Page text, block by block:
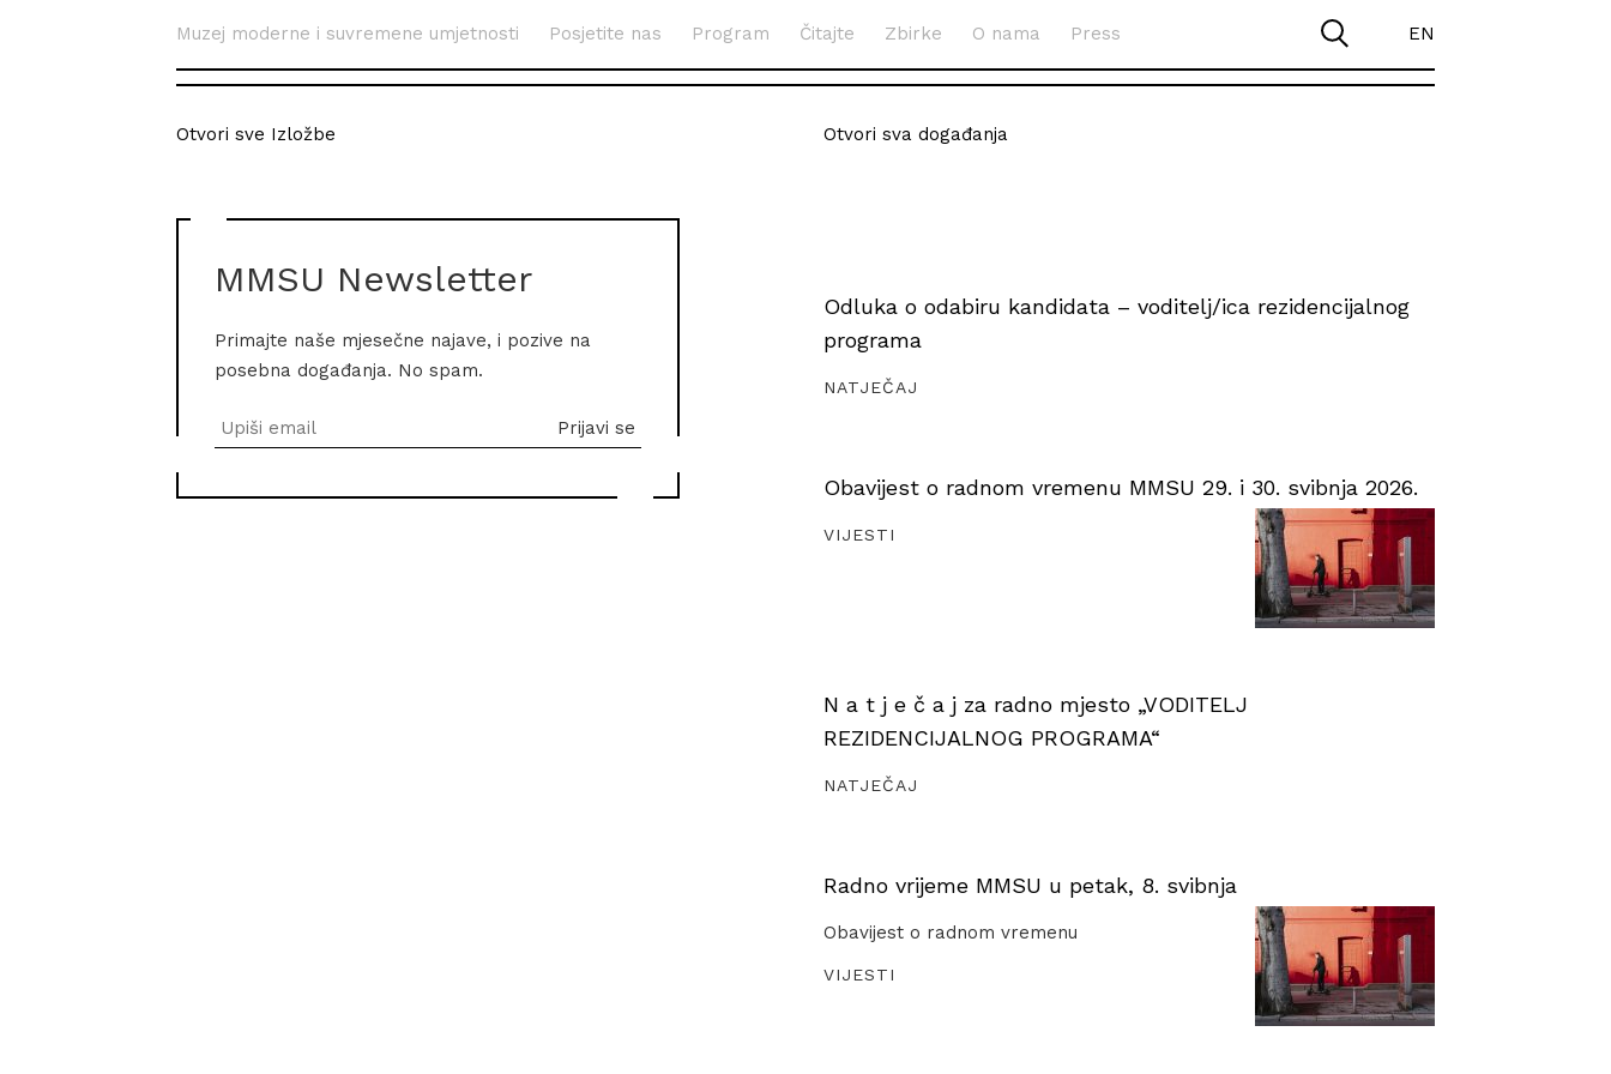
Muzej moderne i suvremene umjetnosti Posjetite nas Program Čitajte Zbirke O nama Press EN
Otvori sve Izložbe
MMSU Newsletter
Primajte naše mjesečne najave, i pozive na
posebna događanja. No spam.
Otvori sva događanja
Odluka o odabiru kandidata – voditelj/ica rezidencijalnog
programa
NATJEČAJ
Obavijest o radnom vremenu MMSU 29. i 30. svibnja 2026.
VIJESTI
N a t j e č a j za radno mjesto „VODITELJ
REZIDENCIJALNOG PROGRAMA“
NATJEČAJ
Radno vrijeme MMSU u petak, 8. svibnja
Obavijest o radnom vremenu
VIJESTI